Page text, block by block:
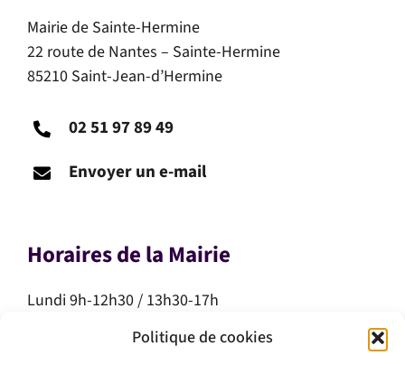
Politique de cookies
Mairie de Sainte-Hermine
22 route de Nantes – Sainte-Hermine
85210 Saint-Jean-d’Hermine
02 51 97 89 49
Envoyer un e-mail
Horaires de la Mairie
Lundi 9h-12h30 / 13h30-17h
Mercredi 9h-12h30